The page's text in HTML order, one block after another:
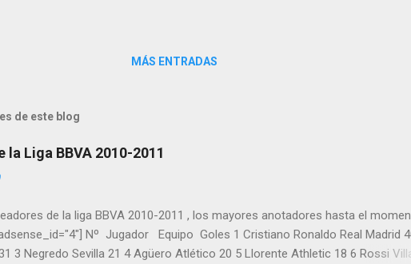
MÁS ENTRADAS
de este blog
la Liga BBVA 2010-2011
de la liga BBVA 2010-2011 , los mayores anotadores hasta el
Nº Jugador Equipo Goles 1 Cristiano Ronaldo Real Madrid
3 Negredo Sevilla 21 4 Agüero Atlético 20 5 Llorente Athletic 18 6 Rossi